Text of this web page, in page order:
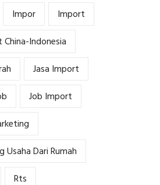
Impor
Import
Indonesia
Jasa Import
Job Import
Usaha Dari Rumah
Rts